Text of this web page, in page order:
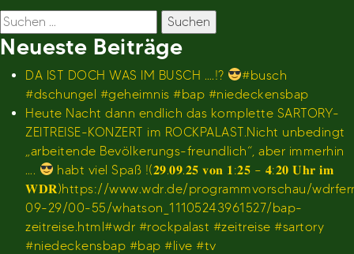
Suchen
nach:
Neueste Beiträge
DA IST DOCH WAS IM BUSCH ….!?
#busch
#dschungel #geheimnis #bap #niedeckensbap
Heute Nacht dann endlich das komplette SARTORY-
ZEITREISE-KONZERT im ROCKPALAST.Nicht unbedingt
„arbeitende Bevölkerungs-freundlich“, aber immerhin
….
habt viel Spaß !(𝟐𝟗.𝟎𝟗.𝟐𝟓 𝐯𝐨𝐧 𝟏:𝟐𝟓 – 𝟒:𝟐𝟎 𝐔𝐡𝐫 𝐢𝐦
𝐖𝐃𝐑)https://www.wdr.de/programmvorschau/
09-29/00-55/whatson_11105243961527/bap-
zeitreise.html#wdr #rockpalast #zeitreise #sartory
#niedeckensbap #bap #live #tv